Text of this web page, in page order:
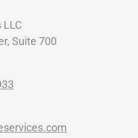
LLC
Suite 700